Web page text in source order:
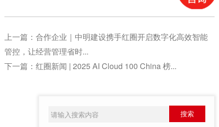
上一篇： 合作企业｜中明建设携手红圈开启数字化高效智能
管控，让经营管理省时...
下一篇： 红圈新闻 | 2025 AI Cloud 100 China 榜...